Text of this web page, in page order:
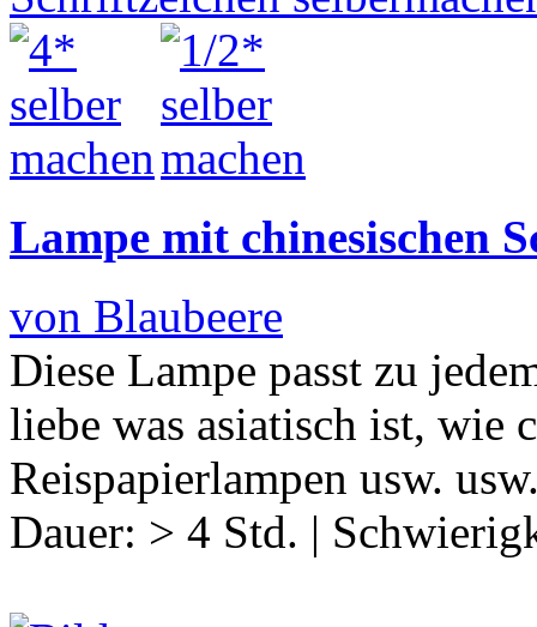
Lampe mit chinesischen
von Blaubeere
Diese Lampe passt zu
liebe was asiatisch ist, wie
Reispapierlampen usw.
Dauer: > 4 Std. |